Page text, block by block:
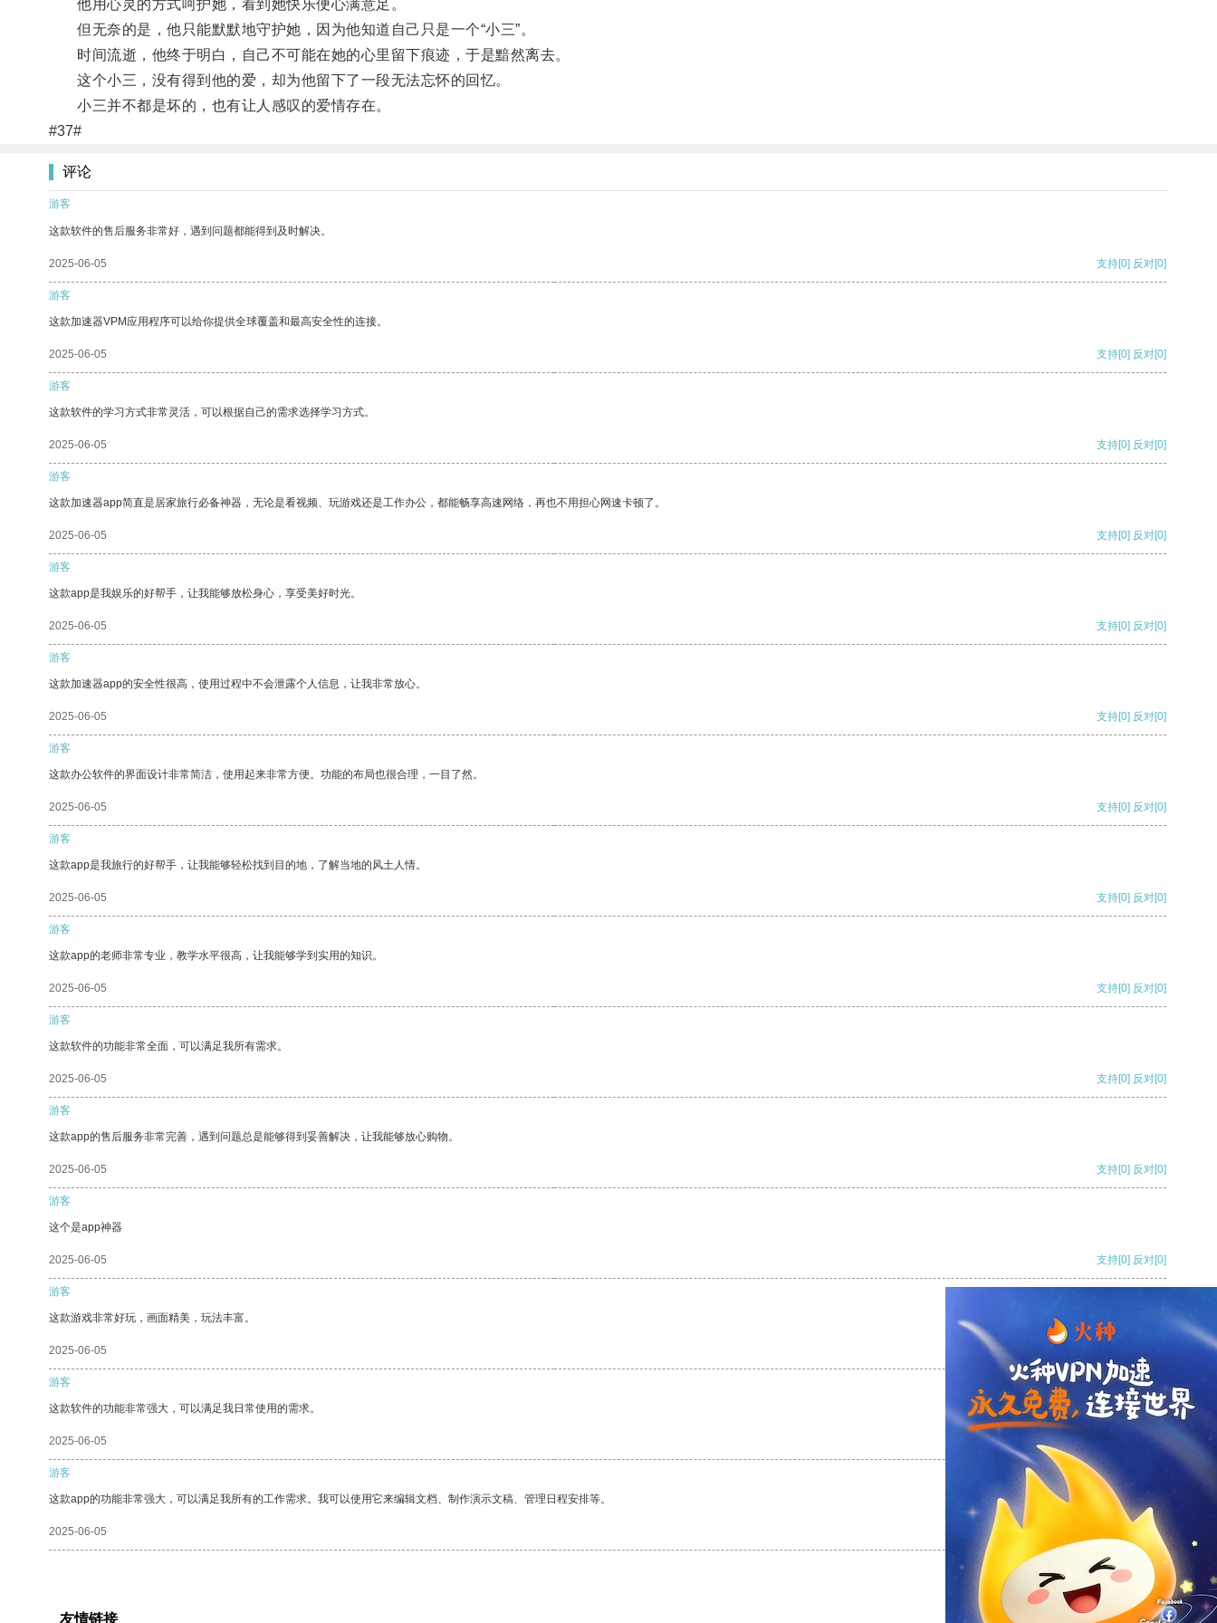
他用心灵的方式呵护她，看到她快乐便心满意足。
但无奈的是，他只能默默地守护她，因为他知道自己只是一个“小三”。
时间流逝，他终于明白，自己不可能在她的心里留下痕迹，于是黯然离去。
这个小三，没有得到他的爱，却为他留下了一段无法忘怀的回忆。
小三并不都是坏的，也有让人感叹的爱情存在。
#37#
评论
游客
这款软件的售后服务非常好，遇到问题都能得到及时解决。
2025-06-05 支持[0] 反对[0]
游客
这款加速器VPM应用程序可以给你提供全球覆盖和最高安全性的连接。
2025-06-05 支持[0] 反对[0]
游客
这款软件的学习方式非常灵活，可以根据自己的需求选择学习方式。
2025-06-05 支持[0] 反对[0]
游客
这款加速器app简直是居家旅行必备神器，无论是看视频、玩游戏还是工作办公，都能畅享高速网络，再也不用担心网速卡顿了。
2025-06-05 支持[0] 反对[0]
游客
这款app是我娱乐的好帮手，让我能够放松身心，享受美好时光。
2025-06-05 支持[0] 反对[0]
游客
这款加速器app的安全性很高，使用过程中不会泄露个人信息，让我非常放心。
2025-06-05 支持[0] 反对[0]
游客
这款办公软件的界面设计非常简洁，使用起来非常方便。功能的布局也很合理，一目了然。
2025-06-05 支持[0] 反对[0]
游客
这款app是我旅行的好帮手，让我能够轻松找到目的地，了解当地的风土人情。
2025-06-05 支持[0] 反对[0]
游客
这款app的老师非常专业，教学水平很高，让我能够学到实用的知识。
2025-06-05 支持[0] 反对[0]
游客
这款软件的功能非常全面，可以满足我所有需求。
2025-06-05 支持[0] 反对[0]
游客
这款app的售后服务非常完善，遇到问题总是能够得到妥善解决，让我能够放心购物。
2025-06-05 支持[0] 反对[0]
游客
这个是app神器
2025-06-05 支持[0] 反对[0]
游客
这款游戏非常好玩，画面精美，玩法丰富。
2025-06-05
游客
这款软件的功能非常强大，可以满足我日常使用的需求。
2025-06-05 反对
游客
这款app的功能非常强大，可以满足我所有的工作需求。我可以使用它来编辑文档、制作演示文稿、管理日程安排等。
2025-06-05 反对[0]
友情链接